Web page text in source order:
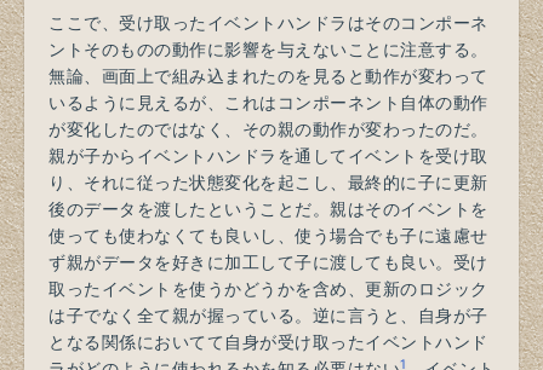
ここで、受け取ったイベントハンドラはそのコンポーネ
ントそのものの動作に影響を与えないことに注意する。
無論、画面上で組み込まれたのを見ると動作が変わって
いるように見えるが、これはコンポーネント自体の動作
が変化したのではなく、その親の動作が変わったのだ。
親が子からイベントハンドラを通してイベントを受け取
り、それに従った状態変化を起こし、最終的に子に更新
後のデータを渡したということだ。親はそのイベントを
使っても使わなくても良いし、使う場合でも子に遠慮せ
ず親がデータを好きに加工して子に渡しても良い。受け
取ったイベントを使うかどうかを含め、更新のロジック
は子でなく全て親が握っている。逆に言うと、自身が子
となる関係においてて自身が受け取ったイベントハンド
1